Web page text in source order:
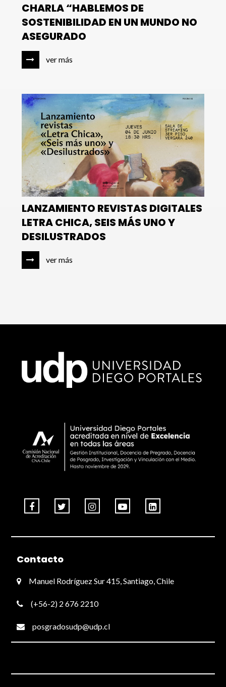
CHARLA “HABLEMOS DE
SOSTENIBILIDAD EN UN MUNDO NO
ASEGURADO
ver más
LANZAMIENTO REVISTAS DIGITALES
LETRA CHICA, SEIS MÁS UNO Y
DESILUSTRADOS
ver más
Contacto
Manuel Rodríguez Sur 415, Santiago, Chile
(+56-2) 2 676 2210
posgradosudp@udp.cl